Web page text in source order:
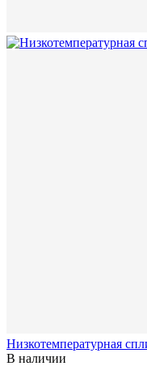
Низкотемпературная
В наличии